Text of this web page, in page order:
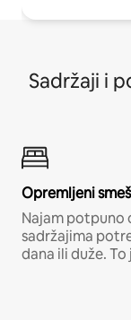
Sadržaji i
Opremljeni
Najam potpuno
sadržajima
dana ili duže.